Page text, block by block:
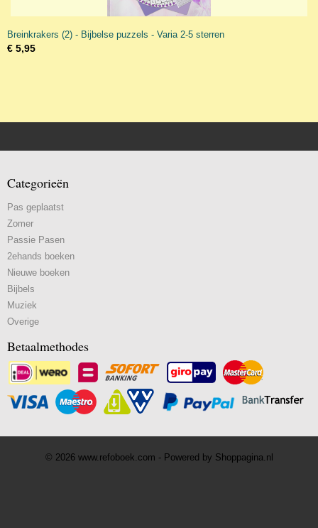
Breinkrakers (2) - Bijbelse puzzels - Varia 2-5 sterren
€ 5,95
Categorieën
Pas geplaatst
Zomer
Passie Pasen
2ehands boeken
Nieuwe boeken
Bijbels
Muziek
Overige
Betaalmethodes
© 2026 www.refoboek.com - Powered by Shoppagina.nl